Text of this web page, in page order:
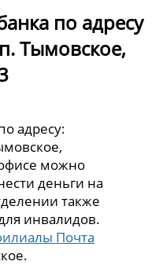
по адресу
Тымовское,
адресу:
можно
деньги на
также
инвалидов.
Почта